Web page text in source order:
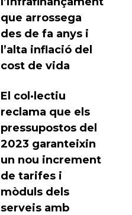
que arrossega
des de fa anys i
l’alta inflació del
cost de vida
El col·lectiu
reclama que els
pressupostos del
2023 garanteixin
un nou increment
de tarifes i
mòduls dels
serveis amb